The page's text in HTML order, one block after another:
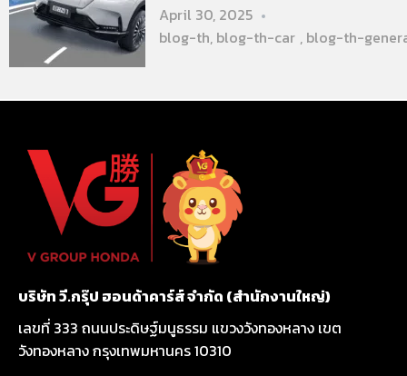
April 30, 2025
blog-th, blog-th-car , blog-th-
บริษัท วี.กรุ๊ป ฮอนด้าคาร์ส์ จำกัด (สำนักงานใหญ่)
เลขที่ 333 ถนนประดิษฐ์มนูธรรม แขวงวังทองหลาง เขต
วังทองหลาง กรุงเทพมหานคร 10310